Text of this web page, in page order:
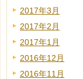
2017年3月
2017年2月
2017年1月
2016年12月
2016年11月